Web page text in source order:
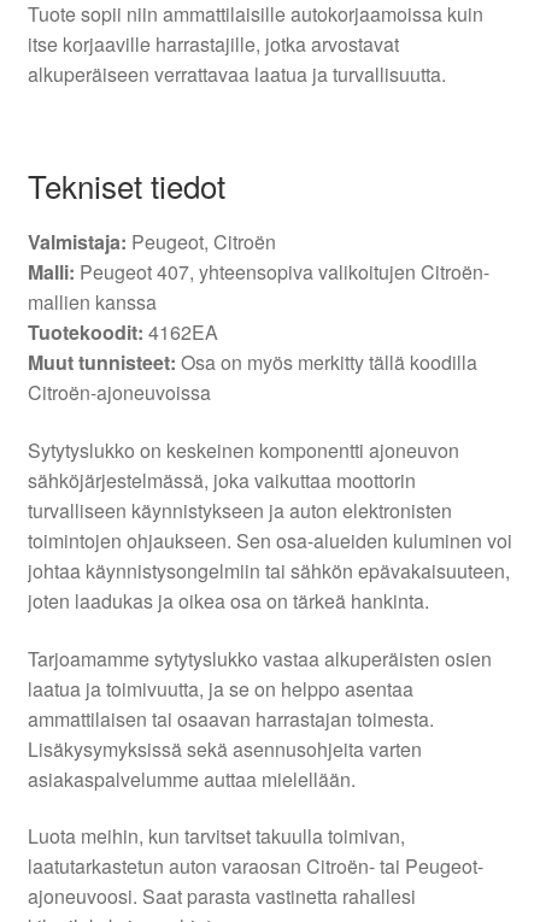
Tuote sopii niin ammattilaisille autokorjaamoissa kuin
itse korjaaville harrastajille, jotka arvostavat
alkuperäiseen verrattavaa laatua ja turvallisuutta.
Tekniset tiedot
Valmistaja: Peugeot, Citroën
Malli: Peugeot 407, yhteensopiva valikoitujen Citroën-
mallien kanssa
Tuotekoodit: 4162EA
Muut tunnisteet: Osa on myös merkitty tällä koodilla
Citroën-ajoneuvoissa
Sytytyslukko on keskeinen komponentti ajoneuvon
sähköjärjestelmässä, joka vaikuttaa moottorin
turvalliseen käynnistykseen ja auton elektronisten
toimintojen ohjaukseen. Sen osa-alueiden kuluminen voi
johtaa käynnistysongelmiin tai sähkön epävakaisuuteen,
joten laadukas ja oikea osa on tärkeä hankinta.
Tarjoamamme sytytyslukko vastaa alkuperäisten osien
laatua ja toimivuutta, ja se on helppo asentaa
ammattilaisen tai osaavan harrastajan toimesta.
Lisäkysymyksissä sekä asennusohjeita varten
asiakaspalvelumme auttaa mielellään.
Luota meihin, kun tarvitset takuulla toimivan,
laatutarkastetun auton varaosan Citroën- tai Peugeot-
ajoneuvoosi. Saat parasta vastinetta rahallesi